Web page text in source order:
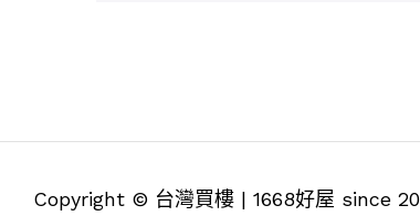
Copyright © 台灣買樓 | 1668好屋 since